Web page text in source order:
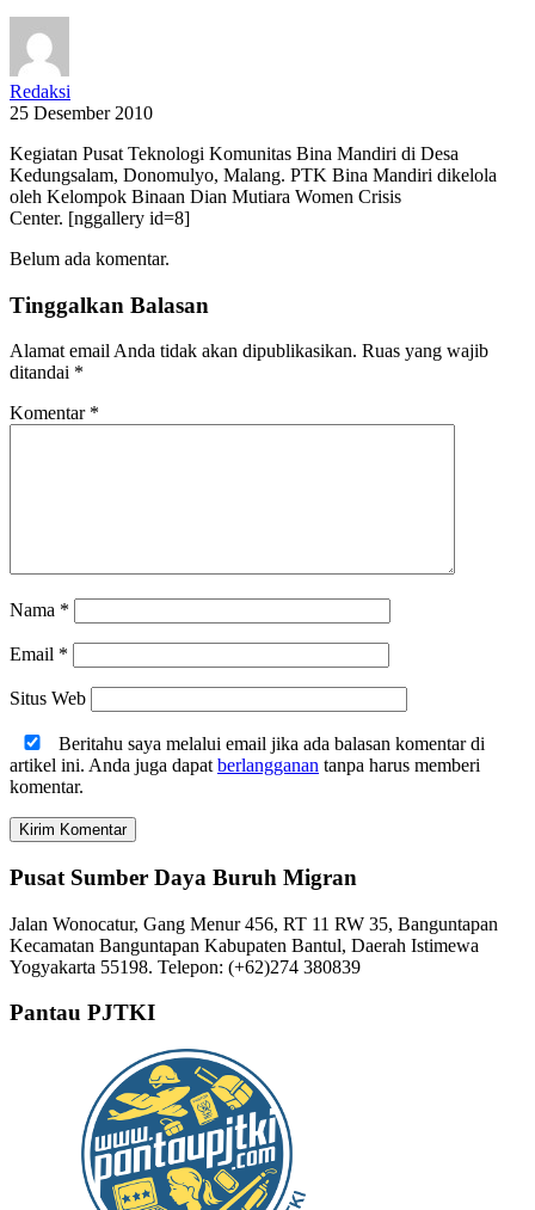
Redaksi
25 Desember 2010
Kegiatan Pusat Teknologi Komunitas Bina Mandiri di Desa
Kedungsalam, Donomulyo, Malang. PTK Bina Mandiri dikelola
oleh Kelompok Binaan Dian Mutiara Women Crisis
Center. [nggallery id=8]
Belum ada komentar.
Tinggalkan Balasan
Alamat email Anda tidak akan dipublikasikan. Ruas yang wajib
ditandai *
Komentar *
Nama *
Email *
Situs Web
Beritahu saya melalui email jika ada balasan komentar di
artikel ini. Anda juga dapat berlangganan tanpa harus memberi
komentar.
Pusat Sumber Daya Buruh Migran
Jalan Wonocatur, Gang Menur 456, RT 11 RW 35, Banguntapan
Kecamatan Banguntapan Kabupaten Bantul, Daerah Istimewa
Yogyakarta 55198. Telepon: (+62)274 380839
Pantau PJTKI